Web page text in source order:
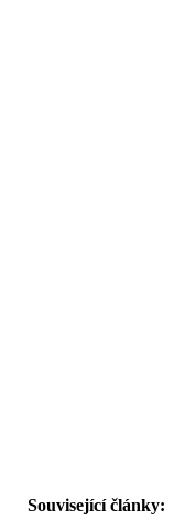
Související články: